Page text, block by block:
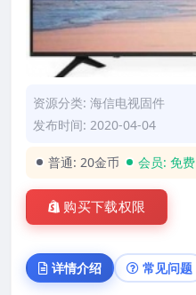
资源分类: 海信电视固件
发布时间: 2020-04-04
普通: 20金币 会员: 免费
购买下载权限
详情介绍 常见问题